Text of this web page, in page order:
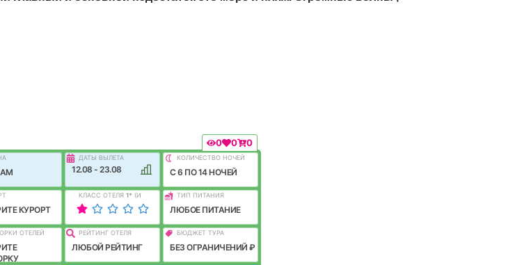
0 0 0
ДАТЫ ВЫЛЕТА
12.08 - 23.08
КОЛИЧЕСТВО НОЧЕЙ
C 6 ПО 14 НОЧЕЙ
КУРОРТ
КЛАСС ОТЕЛЯ 1* (И
ЛУЧШЕ)
ТИП ПИТАНИЯ
ЛЮБОЕ ПИТАНИЕ
ОТЕЛЕЙ РЕЙТИНГ ОТЕЛЯ
ЛЮБОЙ РЕЙТИНГ
БЮДЖЕТ ТУРА
БЕЗ ОГРАНИЧЕНИЙ ₽